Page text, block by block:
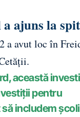
ajuns la
a avut loc în
această
pentru
includem